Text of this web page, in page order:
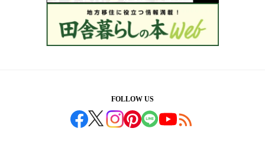
FOLLOW US